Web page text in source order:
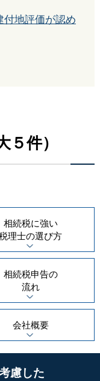
付地評価が認め
件）
相続税に強い
理士の選び方
相続税申告の
流れ
会社概要
慮した